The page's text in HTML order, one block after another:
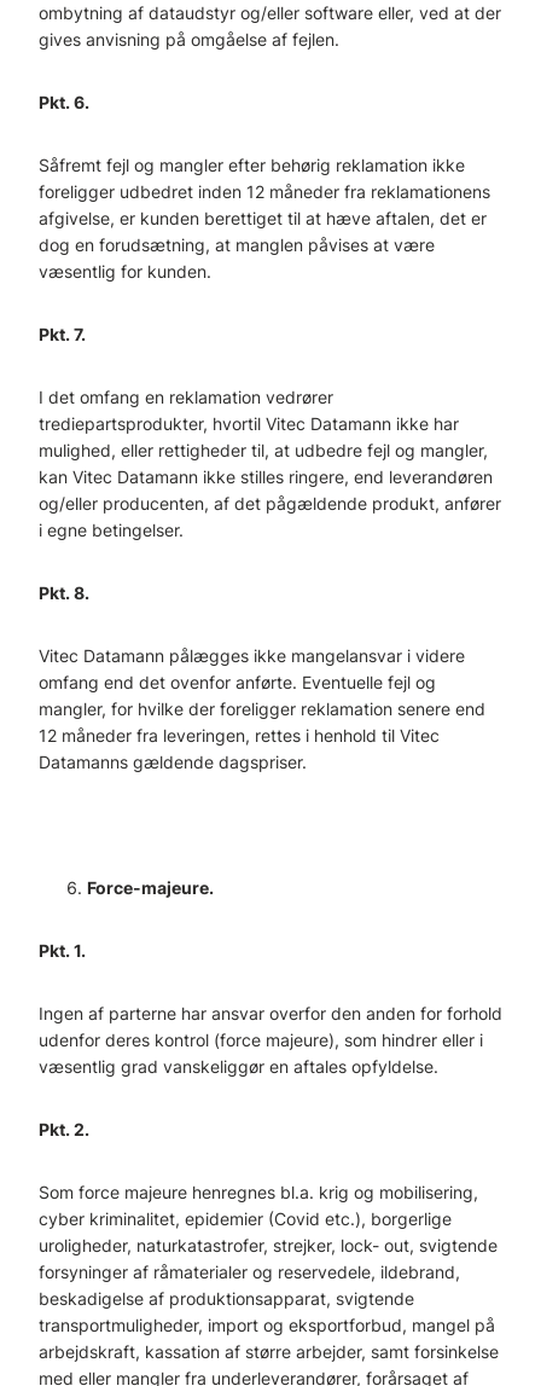
ombytning af dataudstyr og/eller software eller, ved at der
gives anvisning på omgåelse af fejlen.
Pkt. 6.
Såfremt fejl og mangler efter behørig reklamation ikke
foreligger udbedret inden 12 måneder fra reklamationens
afgivelse, er kunden berettiget til at hæve aftalen, det er
dog en forudsætning, at manglen påvises at være
væsentlig for kunden.
Pkt. 7.
I det omfang en reklamation vedrører
trediepartsprodukter, hvortil Vitec Datamann ikke har
mulighed, eller rettigheder til, at udbedre fejl og mangler,
kan Vitec Datamann ikke stilles ringere, end leverandøren
og/eller producenten, af det pågældende produkt, anfører
i egne betingelser.
Pkt. 8.
Vitec Datamann pålægges ikke mangelansvar i videre
omfang end det ovenfor anførte. Eventuelle fejl og
mangler, for hvilke der foreligger reklamation senere end
12 måneder fra leveringen, rettes i henhold til Vitec
Datamanns gældende dagspriser.
Force-majeure.
Pkt. 1.
Ingen af parterne har ansvar overfor den anden for forhold
udenfor deres kontrol (force majeure), som hindrer eller i
væsentlig grad vanskeliggør en aftales opfyldelse.
Pkt. 2.
Som force majeure henregnes bl.a. krig og mobilisering,
cyber kriminalitet, epidemier (Covid etc.), borgerlige
uroligheder, naturkatastrofer, strejker, lock- out, svigtende
forsyninger af råmaterialer og reservedele, ildebrand,
beskadigelse af produktionsapparat, svigtende
transportmuligheder, import og eksportforbud, mangel på
arbejdskraft, kassation af større arbejder, samt forsinkelse
med eller mangler fra underleverandører, forårsaget af